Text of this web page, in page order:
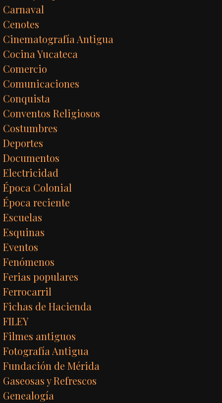
Carnaval
Cenotes
Cinematografía Antigua
Cocina Yucateca
Comercio
Comunicaciones
Conquista
Conventos Religiosos
Costumbres
Deportes
Documentos
Electricidad
Época Colonial
Época reciente
Escuelas
Esquinas
Eventos
Fenómenos
Ferias populares
Ferrocarril
Fichas de Hacienda
FILEY
Filmes antiguos
Fotografía Antigua
Fundación de Mérida
Gaseosas y Refrescos
Genealogía